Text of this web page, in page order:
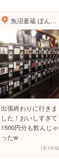
魚沼釜蔵 ぽんしゅ館
出張終わりに行きま
した！おいしすぎて
1500円分も飲んじゃ
ったw
15/10/